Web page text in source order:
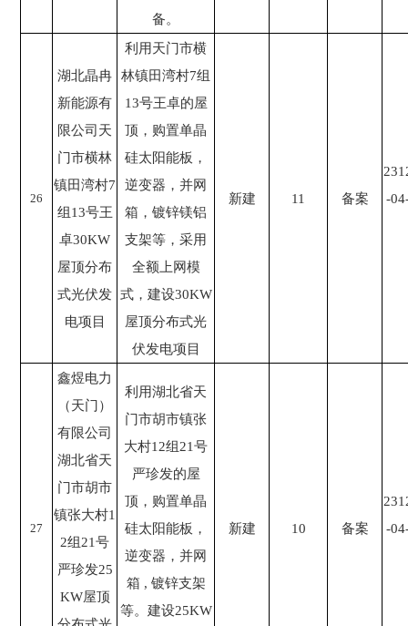
备。
26
湖北晶冉
新能源有
限公司天
门市横林
镇田湾村7
组13号王
卓30KW
屋顶分布
式光伏发
电项目
利用天门市横
林镇田湾村7组
13号王卓的屋
顶，购置单晶
硅太阳能板，
逆变器，并网
箱，镀锌镁铝
支架等，采用
全额上网模
式，建设30KW
屋顶分布式光
伏发电项目
新建 11 备案
-
27
鑫煜电力
（天门）
有限公司
湖北省天
门市胡市
镇张大村1
2组21号
严珍发25
KW屋顶
利用湖北省天
门市胡市镇张
大村12组21号
严珍发的屋
顶，购置单晶
硅太阳能板，
逆变器，并网
箱 , 镀锌支架
等。建设25KW
新建 10 备案
-